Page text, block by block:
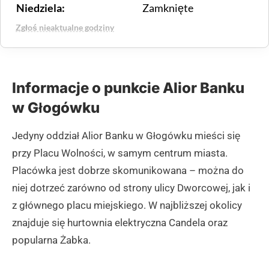
Niedziela:
Zamknięte
Zgłoś nieaktualne godziny
Informacje o punkcie Alior Banku
w Głogówku
Jedyny oddział Alior Banku w Głogówku mieści się
przy Placu Wolności, w samym centrum miasta.
Placówka jest dobrze skomunikowana – można do
niej dotrzeć zarówno od strony ulicy Dworcowej, jak i
z głównego placu miejskiego. W najbliższej okolicy
znajduje się hurtownia elektryczna Candela oraz
popularna Żabka.